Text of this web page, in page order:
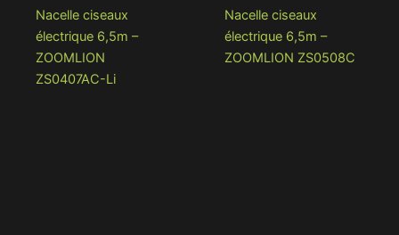
Nacelle ciseaux
électrique 6,5m –
ZOOMLION
ZS0407AC-Li
Nacelle ciseaux
électrique 6,5m –
ZOOMLION ZS0508C